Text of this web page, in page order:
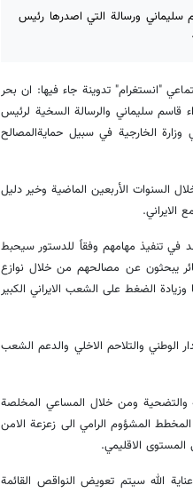
ورسالة التي اصدرها رئيس
"انستغرام" تدوينة جاء فيها: ان بحر
قاسم سليماني والرسالة السخية لرئيس
وزارة الخارجية في سبيل حمايةالمصالح
السنوات الأربعين الماضية وخير دليل
في تنفيذ مهامهم وفقاً للدستور سيحبط
يبحثون عن مصالحهم من خلال نوازع
الضغط على الشعب الايراني الكبير
الوطني والتلاحم الاخلي والدعم الشعب
والتضحية ومن خلال المساعي المخلصة
المخطط المشؤوم الرامي الى زعزعة الامن
المستوى الاقليمي.
الله سيتم تعويض النواقص القائمة